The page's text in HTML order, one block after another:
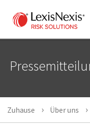
Zuhause Über uns